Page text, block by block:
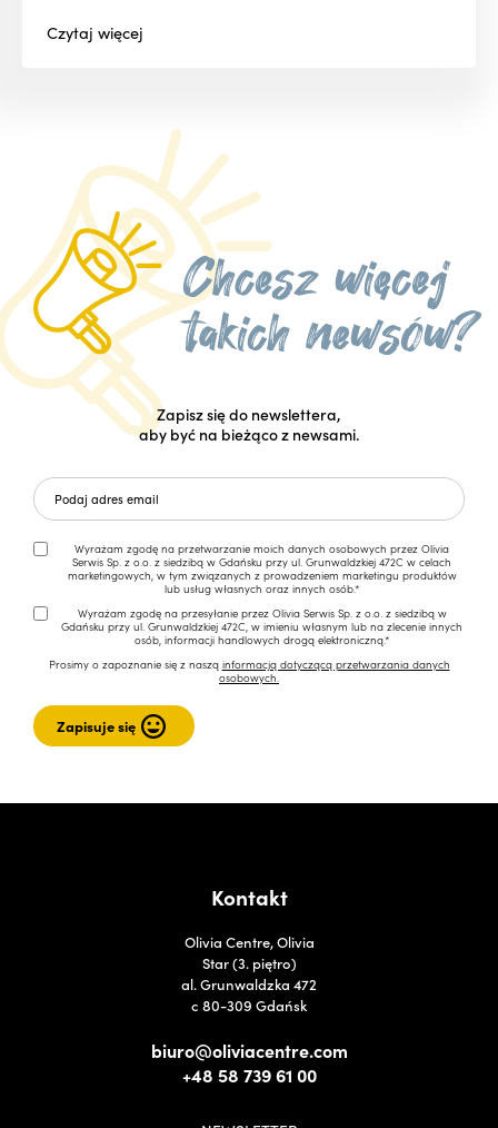
Czytajwięcej
Zapisz się do newslettera,
aby być na bieżąco z newsami.
Wyrażam zgodę na przetwarzanie moich danych osobowych przez Olivia
Serwis Sp. z o.o. z siedzibą w Gdańsku przy ul. Grunwaldzkiej 472C w celach
marketingowych, w tym związanych z prowadzeniem marketingu produktów
lub usług własnych oraz innych osób.*
Wyrażam zgodę na przesyłanie przez Olivia Serwis Sp. z o.o. z siedzibą w
Gdańsku przy ul. Grunwaldzkiej 472C, w imieniu własnym lub na zlecenie innych
osób, informacji handlowych drogą elektroniczną.*
Prosimy o zapoznanie się z naszą informacją dotyczącą przetwarzania danych
osobowych.
Kontakt
Olivia Centre, Olivia
Star (3. piętro)
al. Grunwaldzka 472
c 80-309 Gdańsk
biuro@oliviacentre.com
+48 58 739 61 00